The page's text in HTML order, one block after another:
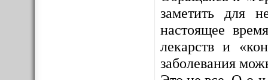
заметить для
настоящее
лекарств и
заболевания